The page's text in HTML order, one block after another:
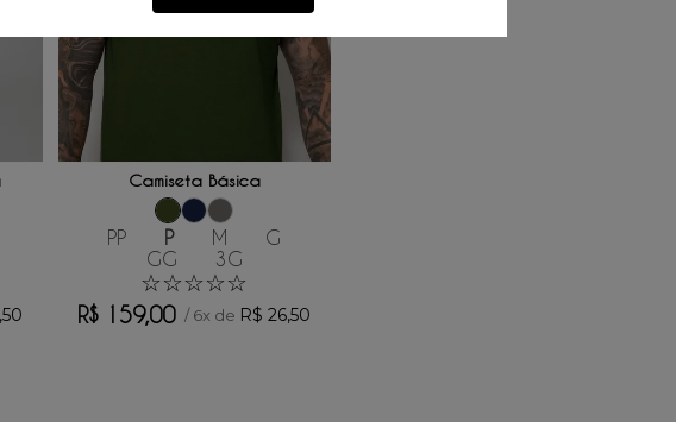
,50
Camiseta Básica
PP P M
G
GG
3G
☆☆☆☆☆
R$ 159,00 /6x de R$ 26,50